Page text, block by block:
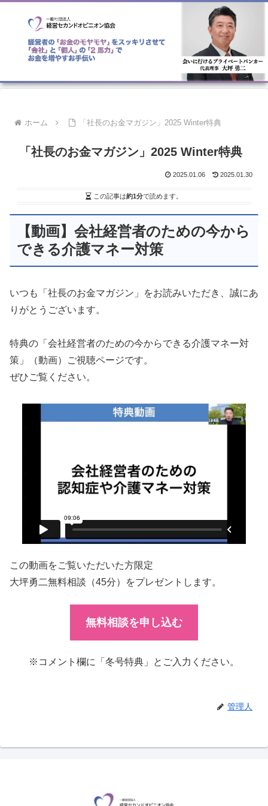
ホーム 「社長のお金マガジン」2025 Winter特典
「社長のお金マガジン」2025 Winter特典
2025.01.06 2025.01.30
この記事は約1分で読めます。
【動画】会社経営者のための今から
できる介護マネー対策
いつも「社長のお金マガジン」をお読みいただき、誠にあ
りがとうございます。
特典の「会社経営者のための今からできる介護マネー対
策」（動画）ご視聴ページです。
ぜひご覧ください。
この動画をご覧いただいた方限定
大坪勇二無料相談（45分）をプレゼントします。
無料相談を申し込む
※コメント欄に「冬号特典」とご入力ください。
管理人